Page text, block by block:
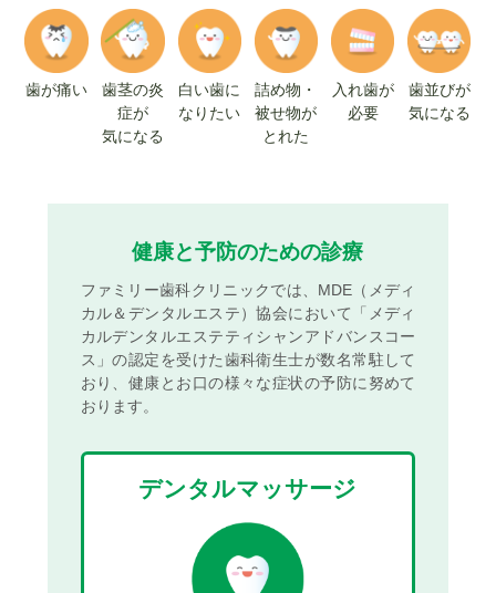
歯が痛い
歯茎の炎
症が
気になる
白い歯に
なりたい
詰め物・
被せ物が
とれた
入れ歯が
必要
歯並びが
気になる
健康と予防のための診療
ファミリー歯科クリニックでは、​MDE（メディ
カル＆デンタルエステ）協会において
「メディ
カルデンタルエステティシャンアドバンスコー
ス」の認定を受けた歯科衛生士が数名常駐して
おり、 健康とお口の様々な症状の予防に努めて
おります。
デンタルマッサージ